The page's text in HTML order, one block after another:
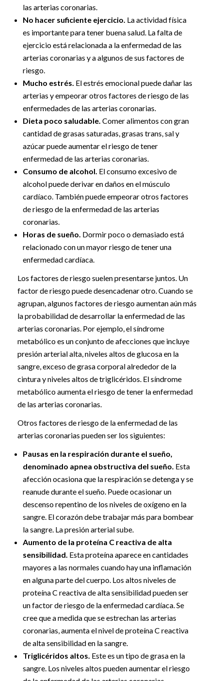
las arterias coronarias.
No hacer suficiente ejercicio. La actividad física
es importante para tener buena salud. La falta de
ejercicio está relacionada a la enfermedad de las
arterias coronarias y a algunos de sus factores de
riesgo.
Mucho estrés. El estrés emocional puede dañar las
arterias y empeorar otros factores de riesgo de las
enfermedades de las arterias coronarias.
Dieta poco saludable.Comer alimentos con gran
cantidad de grasas saturadas, grasas trans, sal y
azúcar puede aumentar el riesgo de tener
enfermedad de las arterias coronarias.
Consumo de alcohol. El consumo excesivo de
alcohol puede derivar en daños en el músculo
cardíaco. También puede empeorar otros factores
de riesgo de la enfermedad de las arterias
coronarias.
Horas de sueño. Dormir poco o demasiado está
relacionado con un mayor riesgo de tener una
enfermedad cardíaca.
Los factores de riesgo suelen presentarse juntos. Un
factor de riesgo puede desencadenar otro. Cuando se
agrupan, algunos factores de riesgo aumentan aún más
la probabilidad de desarrollar la enfermedad de las
arterias coronarias. Por ejemplo, el síndrome
metabólico es un conjunto de afecciones que incluye
presión arterial alta, niveles altos de glucosa en la
sangre, exceso de grasa corporal alrededor de la
cintura y niveles altos de triglicéridos. El síndrome
metabólico aumenta el riesgo de tener la enfermedad
de las arterias coronarias.
Otros factores de riesgo de la enfermedad de las
arterias coronarias pueden ser los siguientes:
Pausas en la respiración durante el sueño,
denominado apnea obstructiva del sueño. Esta
afección ocasiona que la respiración se detenga y se
reanude durante el sueño. Puede ocasionar un
descenso repentino de los niveles de oxígeno en la
sangre. El corazón debe trabajar más para bombear
la sangre. La presión arterial sube.
Aumento de la proteína C reactiva de alta
sensibilidad. Esta proteína aparece en cantidades
mayores a las normales cuando hay una inflamación
en alguna parte del cuerpo. Los altos niveles de
proteína C reactiva de alta sensibilidad pueden ser
un factor de riesgo de la enfermedad cardíaca. Se
cree que a medida que se estrechan las arterias
coronarias, aumenta el nivel de proteína C reactiva
de alta sensibilidad en la sangre.
Triglicéridos altos. Este es un tipo de grasa en la
sangre. Los niveles altos pueden aumentar el riesgo